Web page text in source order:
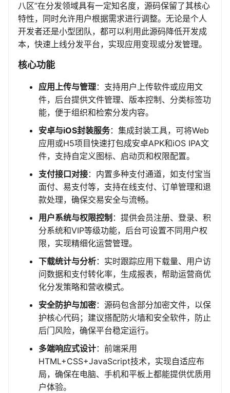
八区”在分发领域具有一定知名度，源码保留了其核心
特性，同时允许用户根据需求进行调整。无论是个人
开发者还是小型团队，都可以利用此源码降低开发成
本，快速上线分发平台，实现应用变现或分发管理。
核心功能
应用上传与管理：支持用户上传软件或应用文
件，后台提供文件管理、版本控制、分类标签功
能，便于组织和检索分发内容。
安卓与iOS封装服务：集成封装工具，可将Web
应用或H5项目快速打包成安卓APK和iOS IPA文
件，支持自定义图标、启动页和权限配置。
支付接口对接：内置多种支付通道，如支付宝当
面付、易支付等，支持在线支付、订单管理和退
款处理，确保交易安全与流畅。
用户系统与权限控制 ：提供会员注册、登录、积
分系统和VIP等级功能，后台可设置不同用户权
限，实现精细化运营管理。
下载统计与分析：实时跟踪应用下载量、用户访
问数据和支付转化率，生成报表，帮助运营商优
化分发策略和营收模式。
安全防护与加密：源码包含部分加密文件，以保
护核心代码；建议搭配防火墙和安全软件，防止
后门风险，确保平台稳定运行。
多端响应式设计：前端采用
HTML+CSS+JavaScript技术，实现自适应布
局，确保在电脑、手机和平板上都能提供优质用
户体验。